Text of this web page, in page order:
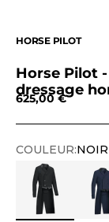
HORSE PILOT
Horse Pilot
dressage
Prix de vente
625,00 €
COULEUR:NOIR